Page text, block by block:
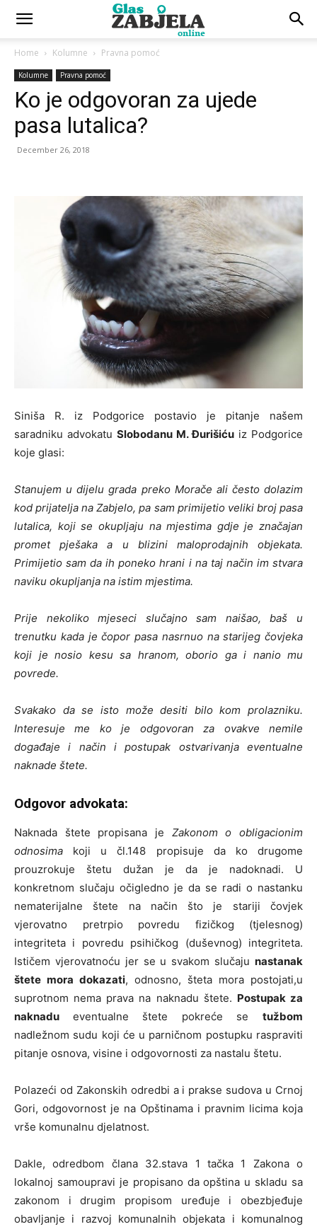
Home Kolumne Pravna pomoć
Kolumne Pravna pomoć
Ko je odgovoran za ujede
pasa lutalica?
December 26, 2018
Siniša R. iz Podgorice postavio je pitanje našem
saradniku advokatu Slobodanu M. Đurišiću iz Podgorice
koje glasi:
Stanujem u dijelu grada preko Morače ali često dolazim
kod prijatelja na Zabjelo, pa sam primijetio veliki broj pasa
lutalica, koji se okupljaju na mjestima gdje je značajan
promet pješaka a u blizini maloprodajnih objekata.
Primijetio sam da ih poneko hrani i na taj način im stvara
naviku okupljanja na istim mjestima.
Prije nekoliko mjeseci slučajno sam naišao, baš u
trenutku kada je čopor pasa nasrnuo na starijeg čovjeka
koji je nosio kesu sa hranom, oborio ga i nanio mu
povrede.
Svakako da se isto može desiti bilo kom prolazniku.
Interesuje me ko je odgovoran za ovakve nemile
događaje i način i postupak ostvarivanja eventualne
naknade štete.
Odgovor advokata:
Naknada štete propisana je Zakonom o obligacionim
odnosima koji u čl.148 propisuje da ko drugome
prouzrokuje štetu dužan je da je nadoknadi. U
konkretnom slučaju očigledno je da se radi o nastanku
nematerijalne štete na način što je stariji čovjek
vjerovatno pretrpio povredu fizičkog (tjelesnog)
integriteta i povredu psihičkog (duševnog) integriteta.
Ističem vjerovatnoću jer se u svakom slučaju nastanak
štete mora dokazati, odnosno, šteta mora postojati,u
suprotnom nema prava na naknadu štete. Postupak za
naknadu eventualne štete pokreće setužbom
nadležnom sudu koji će u parničnom postupku raspraviti
pitanje osnova, visine i odgovornosti za nastalu štetu.
Polazeći od Zakonskih odredbi a i prakse sudova u Crnoj
Gori, odgovornost je na Opštinama i pravnim licima koja
vrše komunalnu djelatnost.
Dakle, odredbom člana 32.stava 1 tačka 1 Zakona o
lokalnoj samoupravi je propisano da opština u skladu sa
zakonom i drugim propisom uređuje i obezbjeđuje
obavljanje i razvoj komunalnih objekata i komunalnog